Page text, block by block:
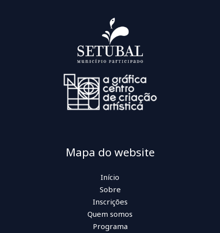
Mapa do website
Início
Sobre
Inscrições
Quem somos
Programa